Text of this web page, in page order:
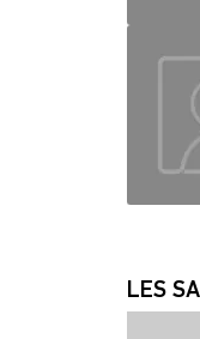
LES